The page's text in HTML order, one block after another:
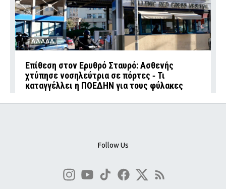
ΕΛΛΑΔΑ
Επίθεση στον Ερυθρό Σταυρό: Ασθενής
χτύπησε νοσηλεύτρια σε πόρτες ‑ Τι
καταγγέλλει η ΠΟΕΔΗΝ για τους φύλακες
Follow Us